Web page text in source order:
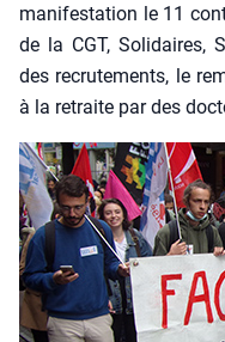
mani­fes­ta­tion le 11
de la CGT, Soli­daires,
des recru­te­ments, le
à la retraite par des